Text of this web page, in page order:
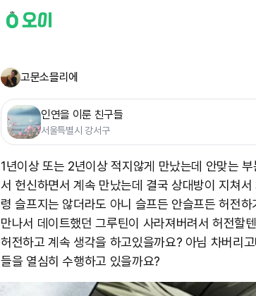
고문소믈리에
인연을 이룬 친구들
서울특별시 강서구
1년이상 또는 2년이상 적지않게 만났는데 안맞는
서 헌신하면서 계속 만났는데 결국 상대방이 지쳐
령 슬프지는 않더라도 아니 슬프든 안슬프든 허전
만나서 데이트했던 그루틴이 사라져버려서 허전할
허전하고 계속 생각을 하고있을까요? 아님 차버리
들을 열심히 수행하고 있을까요? ​